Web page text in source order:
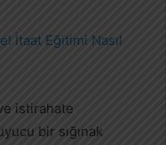
İtaat Eğitimi Nasıl
istirahate
bir sığınak